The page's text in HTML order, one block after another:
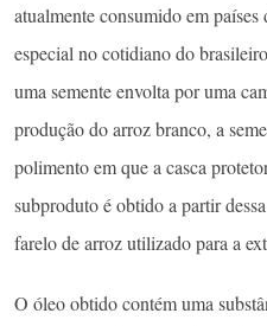
atualmente consumido em
especial no cotidiano do
uma semente envolta por uma
produção do arroz branco, a
polimento em que a casca
subproduto é obtido a partir
farelo de arroz utilizado para a
O óleo obtido contém uma